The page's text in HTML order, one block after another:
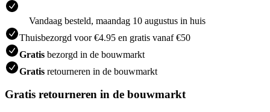
Vandaag besteld, maandag 10 augustus in huis
Thuisbezorgd voor €4.95 en gratis vanaf €50
Gratis bezorgd in de bouwmarkt
Gratis retourneren in de bouwmarkt
Gratis retourneren in de bouwmarkt